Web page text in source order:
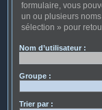
formulaire, vous
un ou plusieurs
sélection » pour
Nom d’utilisateur :
Groupe :
Trier par :